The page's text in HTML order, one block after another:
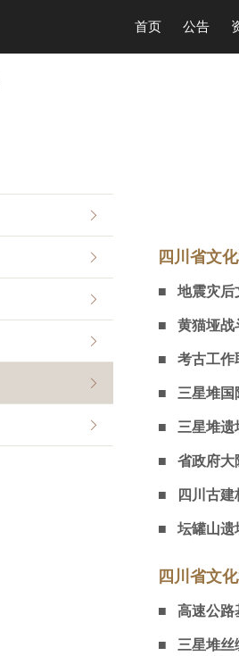
首页 公告
四川省文
■ 地震灾后
■ 黄猫垭战
■ 考古工作
■ 三星堆国
■ 三星堆遗
■ 省政府大
■ 四川古建
■ 坛罐山遗
四川省文
■ 高速公路
■ 三星堆丝